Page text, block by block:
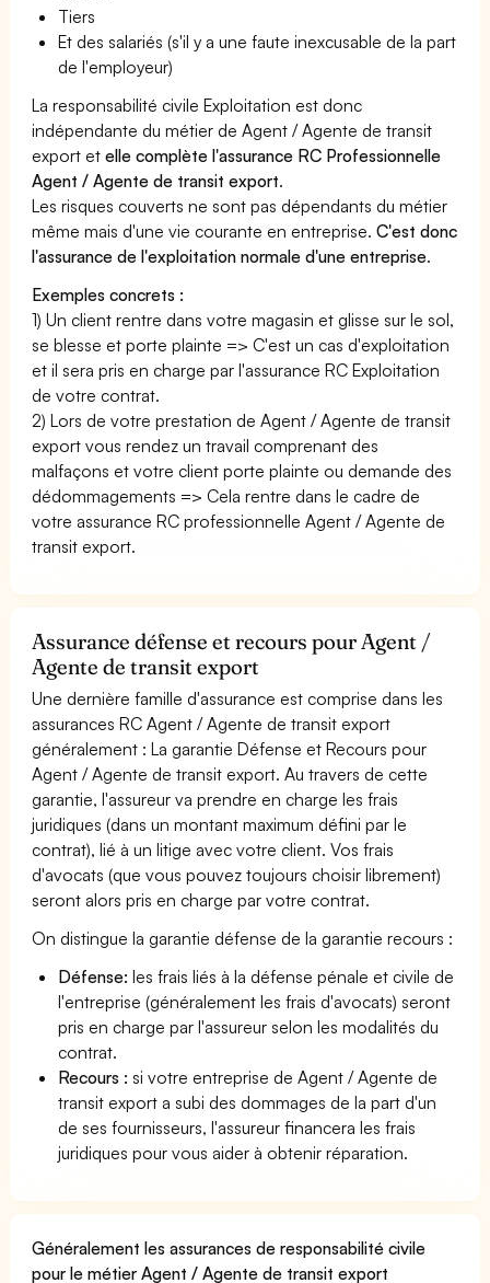
Tiers
Et des salariés (s'il y a une faute inexcusable de la part
de l'employeur)
La responsabilité civile Exploitation est donc
indépendante du métier de Agent / Agente de transit
export etelle complète l'assurance RC Professionnelle
Agent / Agente de transit export.
Les risques couverts ne sont pas dépendants du métier
même mais d'une vie courante en entreprise.C'est donc
l'assurance de l'exploitation normale d'une entreprise.
Exemples concrets :
1) Un client rentre dans votre magasin et glisse sur le sol,
se blesse et porte plainte => C'est un cas d'exploitation
et il sera pris en charge par l'assurance RC Exploitation
de votre contrat.
2) Lors de votre prestation de Agent / Agente de transit
export vous rendez un travail comprenant des
malfaçons et votre client porte plainte ou demande des
dédommagements => Cela rentre dans le cadre de
votre assurance RC professionnelle Agent / Agente de
transit export.
Assurance défense et recours pour Agent /
Agente de transit export
Une dernière famille d'assurance est comprise dans les
assurances RC Agent / Agente de transit export
généralement : La garantie Défense et Recours pour
Agent / Agente de transit export. Au travers de cette
garantie, l'assureur va prendre en charge les frais
juridiques (dans un montant maximum défini par le
contrat), lié à un litige avec votre client. Vos frais
d'avocats (que vous pouvez toujours choisir librement)
seront alors pris en charge par votre contrat.
On distingue la garantie défense de la garantie recours :
Défense: les frais liés à la défense pénale et civile de
l'entreprise (généralement les frais d'avocats) seront
pris en charge par l'assureur selon les modalités du
contrat.
Recours : si votre entreprise de Agent / Agente de
transit export a subi des dommages de la part d'un
de ses fournisseurs, l'assureur financera les frais
juridiques pour vous aider à obtenir réparation.
Généralement les assurances de responsabilité civile
pour le métier Agent / Agente de transit export